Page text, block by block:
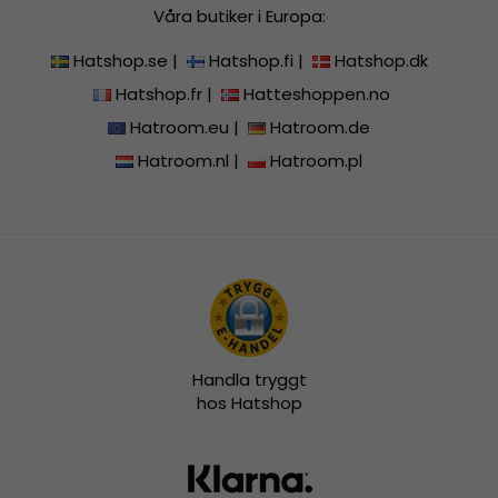
Våra butiker i Europa:
Hatshop.se | Hatshop.fi |
Hatshop.dk
Hatshop.fr|
Hatteshoppen.no
Hatroom.eu |
Hatroom.de
Hatroom.nl | Hatroom.pl
Handla tryggt
hos Hatshop